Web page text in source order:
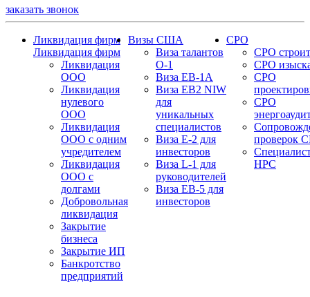
заказать звонок
Ликвидация фирм
Ликвидация фирм
Ликвидация
ООО
Ликвидация
нулевого
ООО
Ликвидация
ООО с одним
учредителем
Ликвидация
ООО с
долгами
Добровольная
ликвидация
Закрытие
бизнеса
Закрытие ИП
Банкротство
предприятий
Визы США
Виза талантов
О-1
Виза EB-1A
Виза EB2 NIW
для
уникальных
специалистов
Виза E-2 для
инвесторов
Виза L-1 для
руководителей
Виза EB-5 для
инвесторов
СРО
СРО
СРО
СРО
СРО
проверок
НРС